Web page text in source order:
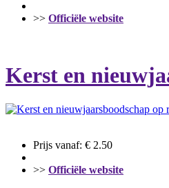
>> Officiële website
Kerst en
Prijs vanaf: € 2.50
>> Officiële website